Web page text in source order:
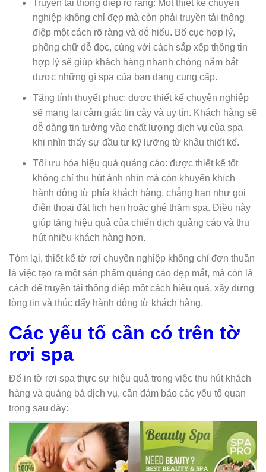
Truyền tải thông điệp rõ ràng: Một thiết kế chuyên
nghiệp không chỉ đẹp mà còn phải truyền tải thông
điệp một cách rõ ràng và dễ hiểu. Bố cục hợp lý,
phông chữ dễ đọc, cùng với cách sắp xếp thông tin
hợp lý sẽ giúp khách hàng nhanh chóng nắm bắt
được những gì spa của bạn đang cung cấp.
Tăng tính thuyết phục: được thiết kế chuyên nghiệp
sẽ mang lại cảm giác tin cậy và uy tín. Khách hàng sẽ
dễ dàng tin tưởng vào chất lượng dịch vụ của spa
khi nhìn thấy sự đầu tư kỹ lưỡng từ khâu thiết kế.
Tối ưu hóa hiệu quả quảng cáo: được thiết kế tốt
không chỉ thu hút ánh nhìn mà còn khuyến khích
hành động từ phía khách hàng, chẳng hạn như gọi
điện thoại đặt lịch hẹn hoặc ghé thăm spa. Điều này
giúp tăng hiệu quả của chiến dịch quảng cáo và thu
hút nhiều khách hàng hơn.
Tóm lại, thiết kế tờ rơi chuyên nghiệp không chỉ đơn thuần
là việc tạo ra một sản phẩm quảng cáo đẹp mắt, mà còn là
cách để truyền tải thông điệp một cách hiệu quả, xây dựng
lòng tin và thúc đẩy hành động từ khách hàng.
Các yếu tố cần có trên tờ
rơi spa
Để in tờ rơi spa thực sự hiệu quả trong việc thu hút khách
hàng và quảng bá dịch vụ, cần đảm bảo các yếu tố quan
trọng sau đây: